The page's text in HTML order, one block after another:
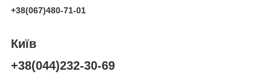
+38(067)480-71-01
Київ
+38(044)232-30-69